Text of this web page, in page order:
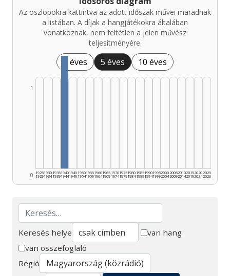
Az oszlopokra kattintva az adott időszak művei maradnak
a listában. A díjak a hangjátékokra általában
vonatkoznak, nem feltétlen a jelen művész
teljesítményére.
1 éves 5 éves 10 éves
0
1
1925
1929
1930
1934
1935
1939
1940
1944
1945
1949
1950
1954
1955
1959
1960
1964
1965
1969
1970
1974
1975
1979
1980
1984
1985
1989
1990
1994
1995
1999
2000
2004
2005
2009
2010
2014
2015
2019
2020
2024
2025
2026
Keresés
Keresés helye
van hang
van összefoglaló
Régió